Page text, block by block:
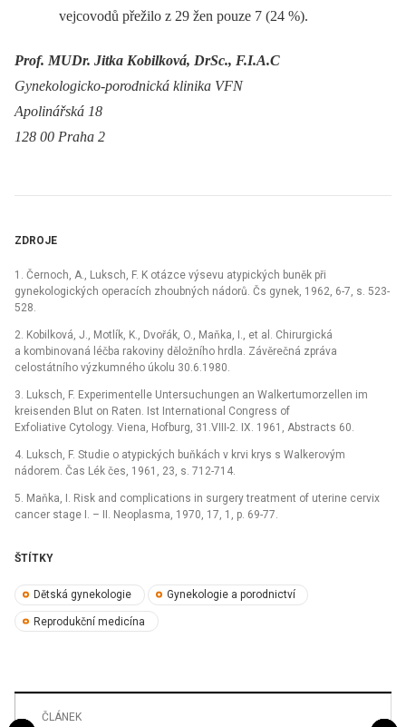
vejcovodů přežilo z 29 žen pouze 7 (24 %).
Prof. MUDr. Jitka Kobilková, DrSc., F.I.A.C
Gynekologicko-porodnická klinika VFN
Apolinářská 18
128 00 Praha 2
ZDROJE
1. Černoch, A., Luksch, F. K otázce výsevu atypických buněk při
gynekologických operacích zhoubných nádorů. Čs gynek, 1962, 6-7, s. 523-
528.
2. Kobilková, J., Motlík, K., Dvořák, O., Maňka, I., et al. Chirurgická
a kombinovaná léčba rakoviny děložního hrdla. Závěrečná zpráva
celostátního výzkumného úkolu 30.6.1980.
3. Luksch, F. Experimentelle Untersuchungen an Walkertumorzellen im
kreisenden Blut on Raten. Ist International Congress of
Exfoliative Cytology. Viena, Hofburg, 31.VIII-2. IX. 1961, Abstracts 60.
4. Luksch, F. Studie o atypických buňkách v krvi krys s Walkerovým
nádorem. Čas Lék čes, 1961, 23, s. 712-714.
5. Maňka, I. Risk and complications in surgery treatment of uterine cervix
cancer stage I. –⁠ II. Neoplasma, 1970, 17, 1, p. 69-77.
ŠTÍTKY
Dětská gynekologie Gynekologie a porodnictví
Reprodukční medicína
ČLÁNEK